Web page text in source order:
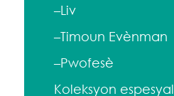
–Liv
–Timoun Evènman
–Pwofesè
Koleksyon espesyal